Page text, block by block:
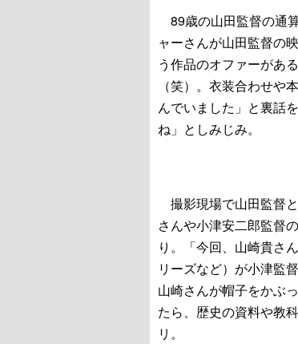
89歳の山田監督の通
ャーさんが山田監督の
う作品のオファーがあ
（笑）。衣装合わせ
んでいました」と裏話
ね」としみじみ。
撮影現場で山田監督
さんや小津安二郎監督
り。「今回、山崎貴さ
リーズなど）が小津監
山崎さんが帽子をかぶ
たら、歴史の資料や教
リ。